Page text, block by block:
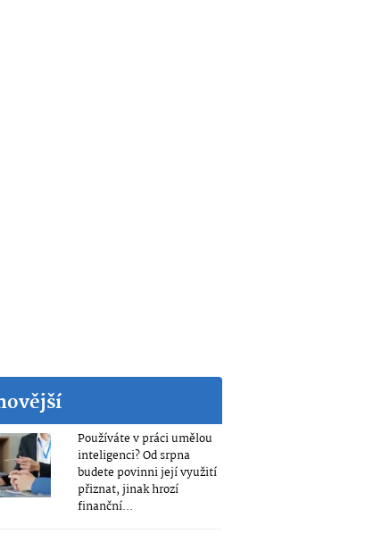
Používáte v práci umělou
inteligenci? Od srpna
budete povinni její využití
přiznat, jinak hrozí
finanční...